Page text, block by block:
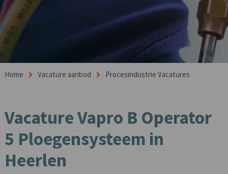
Home Vacature aanbod Procesindustrie Vacatures
Vacature Vapro B Operator
5 Ploegensysteem in
Heerlen